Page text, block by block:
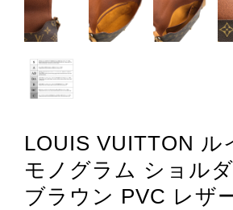
LOUIS VUITTON ル
モノグラム ショル
ブラウン PVC レザ